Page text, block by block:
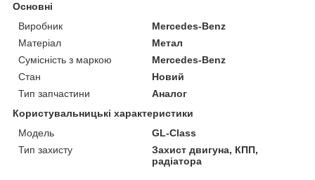
Основні
Виробник
Mercedes-Benz
Матеріал
Метал
Сумісність з маркою
Mercedes-Benz
Стан
Новий
Тип запчастини
Аналог
Користувальницькі характеристики
Мoдель
GL-Class
Тип захисту
Захист двигуна, КПП,
радіатора